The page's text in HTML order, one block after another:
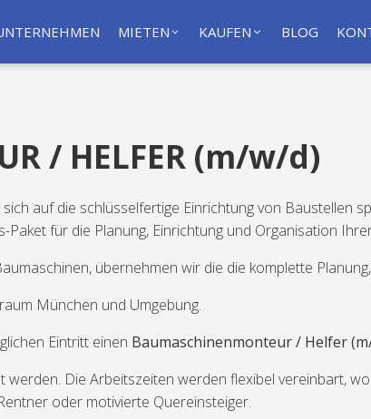
MIETEN KAUFEN BLOG
/ HELFER (m/w/d)
auf die schlüsselfertige Einrichtung von Baustellen
für die Planung, Einrichtung und Organisation
übernehmen wir die die komplette
München und Umgebung.
Eintritt einen Baumaschinenmonteur / Helfer
werden. Die Arbeitszeiten werden flexibel vereinbart,
oder motivierte Quereinsteiger.